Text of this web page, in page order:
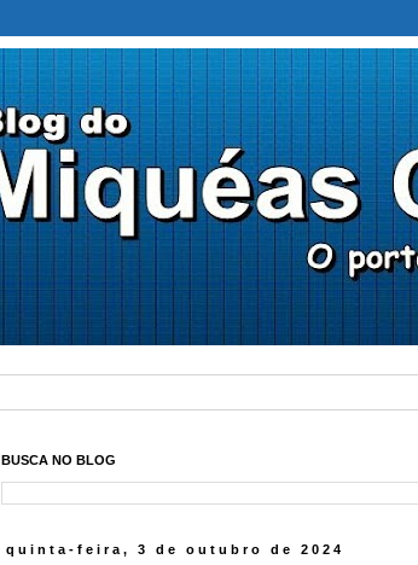
BUSCA NO BLOG
quinta-feira, 3 de outubro de 2024